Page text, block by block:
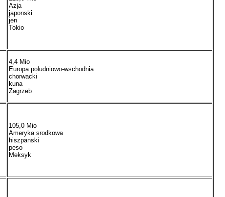
Azja
japonski
jen
Tokio
4,4 Mio
Europa poludniowo-wschodnia
chorwacki
kuna
Zagrzeb
105,0 Mio
Ameryka srodkowa
hiszpanski
peso
Meksyk